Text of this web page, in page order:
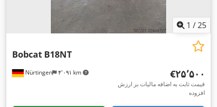
1 /25
Nürtingen ۴٬۰۹۱ km
Bobcat B18NT
‎€۲۵٬۵۰۰
قیمت ثابت به اضافه مالیات بر ارزش
افزوده